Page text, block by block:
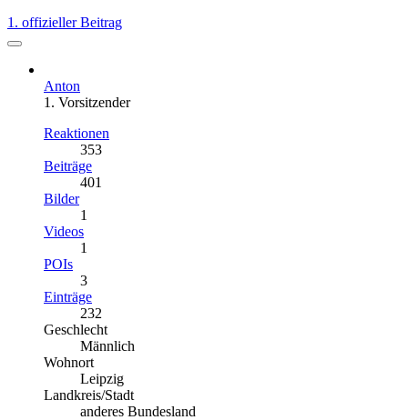
1. offizieller Beitrag
Anton
1. Vorsitzender
Reaktionen
353
Beiträge
401
Bilder
1
Videos
1
POIs
3
Einträge
232
Geschlecht
Männlich
Wohnort
Leipzig
Landkreis/Stadt
anderes Bundesland